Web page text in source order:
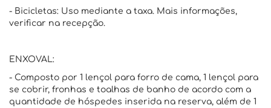
- Bicicletas: Uso mediante a taxa. Mais informações,
verificar na recepção.
ENXOVAL:
- Composto por 1 lençol para forro de cama, 1 lençol para
se cobrir, fronhas e toalhas de banho de acordo com a
quantidade de hóspedes inserida na reserva, além de 1